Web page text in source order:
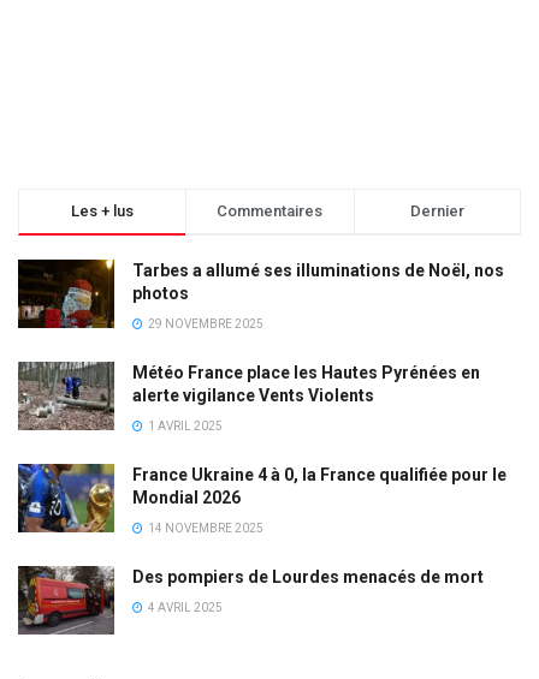
Les + lus Commentaires Dernier
Tarbes a allumé ses illuminations de Noël, nos
photos
29 NOVEMBRE 2025
Météo France place les Hautes Pyrénées en
alerte vigilance Vents Violents
1 AVRIL 2025
France Ukraine 4 à 0, la France qualifiée pour le
Mondial 2026
14 NOVEMBRE 2025
Des pompiers de Lourdes menacés de mort
4 AVRIL 2025